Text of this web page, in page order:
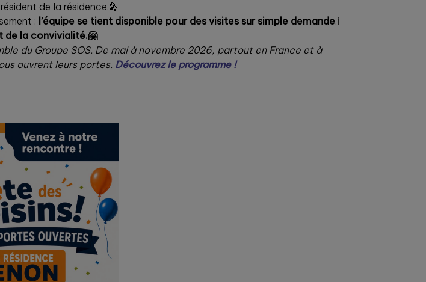
résident de la résidence.🎤
: l’équipe se tient disponible pour des visites sur simple demande.ℹ️
de la convivialité.🤗
du Groupe SOS. De mai à novembre 2026, partout en France et à
ouvrent leurs portes. Découvrez le programme !